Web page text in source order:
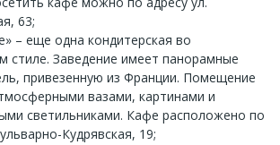
63;
– еще одна кондитерская во
стиле. Заведение имеет панорамные
привезенную из Франции. Помещение
вазами, картинами и
светильниками. Кафе расположено по
Кудрявская, 19;